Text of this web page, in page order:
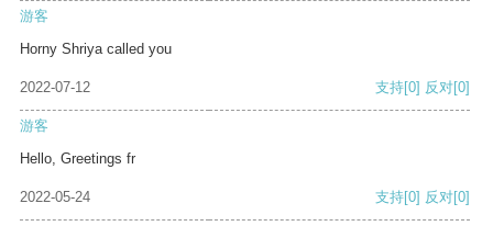
游客
Horny Shriya called you
2022-07-12 支持[0] 反对[0]
游客
Hello, Greetings fr
2022-05-24 支持[0] 反对[0]